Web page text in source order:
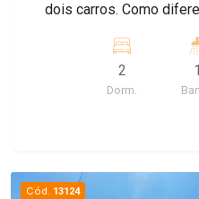
dois carros. Como
mais praticidade e
Entre em contato para
agende uma visita.
2
Dorm.
1
Cód. 13124